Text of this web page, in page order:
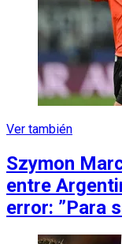
Ver también
Szymon
entre
error: ”Para